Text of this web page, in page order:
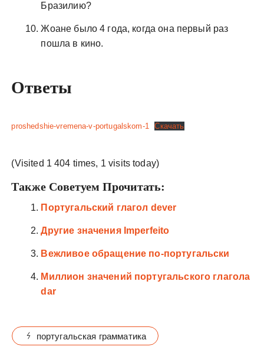
Бразилию?
Жоане было 4 года, когда она первый раз
пошла в кино.
Ответы
proshedshie-vremena-v-portugalskom-1 Скачать
(Visited 1 404 times, 1 visits today)
Также Советуем Прочитать:
Португальский глагол dever
Другие значения Imperfeito
Вежливое обращение по-португальски
Миллион значений португальского глагола
dar
португальская грамматика